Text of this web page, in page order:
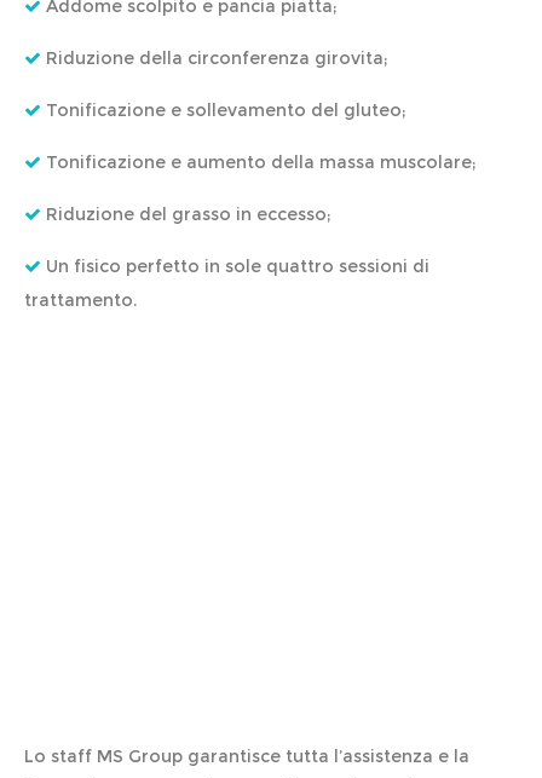
Addome scolpito e pancia piatta;
Riduzione della circonferenza girovita;
Tonificazione e sollevamento del gluteo;
Tonificazione e aumento della massa muscolare;
Riduzione del grasso in eccesso;
Un fisico perfetto in sole quattro sessioni di
trattamento.
Lo staff MS Group garantisce tutta l’assistenza e la